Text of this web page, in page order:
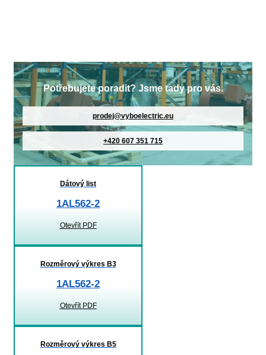
Potřebujete poradit? Jsme tady pro vás.
prodej@vyboelectric.eu
+420 607 351 715
Dátový list
1AL562-2
Otevřít PDF
Rozměrový výkres B3
1AL562-2
Otevřít PDF
Rozměrový výkres B5